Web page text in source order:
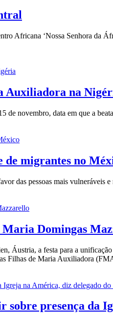
Africana ‘Nossa Senhora da
Auxiliadora na
de novembro, data em que a
migrantes no
das pessoas mais vulneráveis ​​e
Domingas
Áustria, a festa para a
Filhas de Maria Auxiliadora
sobre presença da